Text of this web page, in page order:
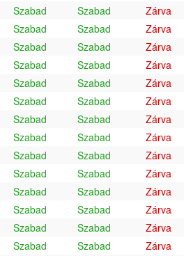
Szabad Szabad
Zárva
Szabad Szabad
Zárva
Szabad Szabad
Zárva
Szabad Szabad
Zárva
Szabad Szabad
Zárva
Szabad Szabad
Zárva
Szabad Szabad
Zárva
Szabad Szabad
Zárva
Szabad Szabad
Zárva
Szabad Szabad
Zárva
Szabad Szabad
Zárva
Szabad Szabad
Zárva
Szabad Szabad
Zárva
Szabad Szabad Zárva